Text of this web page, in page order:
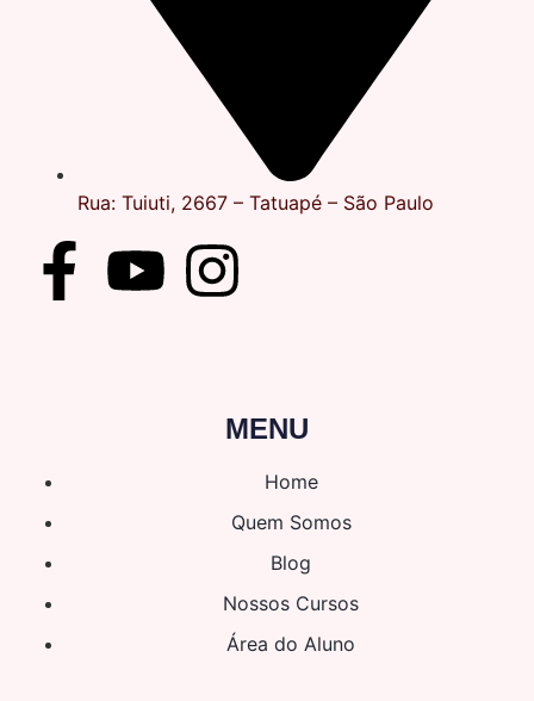
Rua: Tuiuti, 2667 – Tatuapé – São Paulo
MENU
Home
Quem Somos
Blog
Nossos Cursos
Área do Aluno